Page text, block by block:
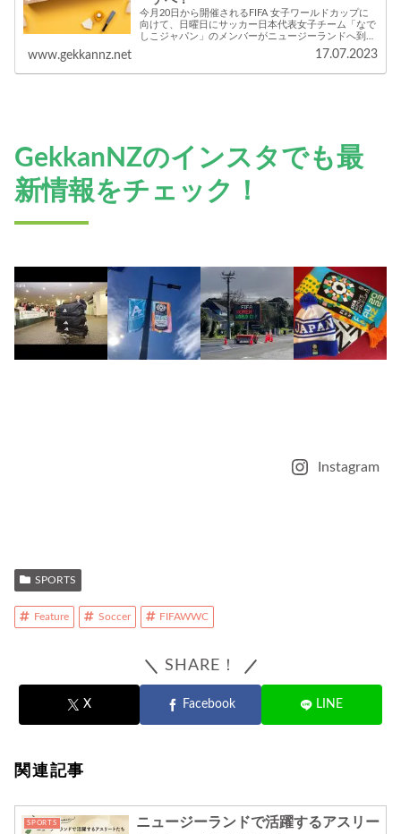
今月20日から開催されるFIFA 女子ワールドカップに
向けて、日曜日にサッカー日本代表女子チーム「なで
しこジャパン」のメンバーがニュージーランドへ到着
されました！チームはこれから第1戦目まで、キャン
プ地クライストチャーチで練習をスタートしま...
www.gekkannz.net 17.07.2023
GekkanNZのインスタでも最
新情報をチェック！
Instagram
SPORTS
Feature Soccer FIFAWWC
SHARE！
X Facebook LINE
関連記事
SPORTS
ニュージーランドで活躍するアスリー